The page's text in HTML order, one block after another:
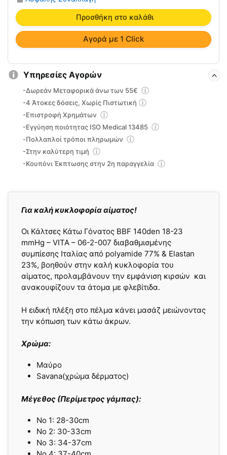
Για καλή κυκλοφορία αίματος!
Οι Κάλτσες Κάτω Γόνατος BBF 140den 18-23
mmHg – VITA – 06-2-007 διαβαθμισμένης
συμπίεσης Ιταλίας από polyamide 77% & Elastan
23%, βοηθούν στην καλή κυκλοφορία του
αίματος, προλαμβάνουν την εμφάνιση κιρσών και
ανακουφίζουν τα άτομα με φλεβίτιδα.
Η ειδική πλέξη στο πέλμα κάνει μασάζ μειώνοντας
την κόπωση των κάτω άκρων.
Χρώμα:
Μαύρο
Savana(χρώμα δέρματος)
Μέγεθος (Περίμετρος γάμπας):
Νο 1: 28-30cm
Νο 2: 30-33cm
Νο 3: 34-37cm
Αγορά με 1 Click
Γόνατος
BBF
140den
18-
23
mmHg
-
06-
007
ποσότητα
Προσθήκη στο καλάθι
Υπηρεσίες Αγορών
-Δωρεάν Μεταφορικά άνω των 55€
-4 Άτοκες δόσεις, Χωρίς Πιστωτική
-Επιστροφή Χρημάτων
-Εγγύηση ποιότητας ISO Medical 13485
-Πολλαπλοί τρόποι πληρωμών
-Στην καλύτερη τιμή
-Κουπόνι Έκπτωσης στην 2η παραγγελία